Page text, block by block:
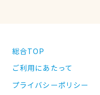
総合TOP
ご利用にあたって
プライバシーポリシー